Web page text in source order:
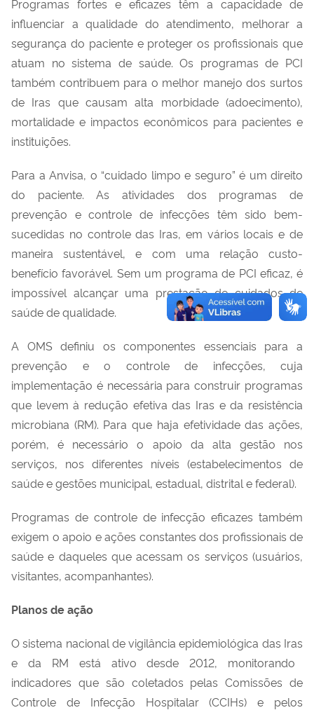
Programas fortes e eficazes têm a capacidade de
influenciar a qualidade do atendimento, melhorar a
segurança do paciente e proteger os profissionaisque
atuam no sistema de saúde. Os programas de PCI
também contribuem para o melhor manejo dos surtos
de Iras que causam alta morbidade (adoecimento),
mortalidade e impactos econômicos para pacientes e
instituições.
Para a Anvisa, o “cuidado limpo e seguro” é um direito
do paciente.As atividades dos programas de
prevenção e controle de infecções têm sido bem-
sucedidas no controle das Iras, em vários locais e de
maneira sustentável, e com uma relação custo-
benefício favorável. Sem um programa de PCI eficaz, é
impossível alcançar uma prestação de cuidados de
saúde de qualidade.
A OMS definiu oscomponentes essenciais paraa
prevenção e o controle de infecções, cuja
implementação é necessária para construir programas
que levem à redução efetiva das Iras e da resistência
microbiana (RM). Para que haja efetividade das ações,
porém,é necessário o apoio da alta gestão nos
serviços, nos diferentes níveis (estabelecimentos de
saúde e gestões municipal, estadual, distrital e federal).
Programas de controle de infecção eficazes também
exigem o apoio eações constantes dos profissionais de
saúde e daqueles que acessam os serviços (usuários,
visitantes, acompanhantes).
Planos de ação
O sistema nacional de vigilância epidemiológica das Iras
e da RM está ativo desde 2012, monitorando
indicadores que são coletados pelas Comissões de
Controle de Infecção Hospitalar (CCIHs) e pelos